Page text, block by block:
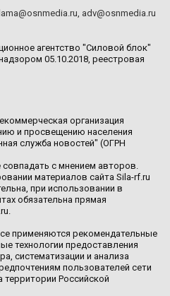
, adv@osnmedia.ru
агентство "Силовой блок"
05.10.2018, реестровая
организация
и просвещению населения
служба новостей" (ОГРН
с мнением авторов.
материалов сайта Sila-rf.ru
при использовании в
обязательна прямая
применяются рекомендательные
технологии предоставления
систематизации и анализа
пользователей сети
территории Российской